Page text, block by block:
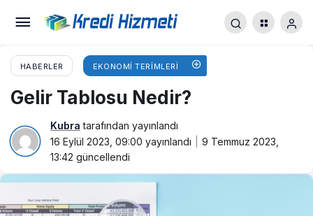
HABERLER EKONOMI TERIMLERI
Gelir Tablosu Nedir?
Kubra tarafından yayınlandı
16 Eylül 2023, 09:00 yayınlandı
9 Temmuz 2023,
13:42 güncellendi